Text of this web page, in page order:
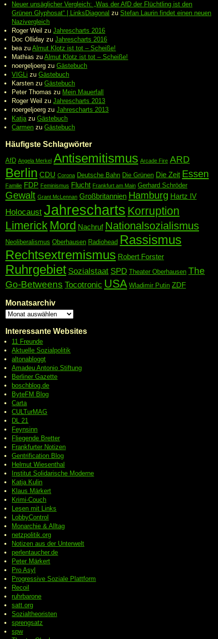
Neuer unsäglicher Vergleich: „Was der AfD der Flüchtling ist den
Grünen Glyphosat“ | LinksDiagonal zuStefan Laurin findet einen neuen
Nazivergleich
Roger Weil zuJahrescharts 2016
Doc Olliday zuJahrescharts 2016
beazuAlmut Klotz ist tot – Scheiße!
Mathias zuAlmut Klotz ist tot – Scheiße!
noergeljoerg zuGästebuch
VIGLi zuGästebuch
Karsten zuGästebuch
Peter Thomas zu Mein Mauerfall
Roger Weil zuJahrescharts 2013
noergeljoerg zuJahrescharts 2013
KatjazuGästebuch
Carmen zuGästebuch
Häufigste Schlagwörter
AfD Angela Merkel Antisemitismus Arcade Fire ARD
Berlin CDU Corona Deutsche Bahn Die Grünen Die Zeit Essen
Familie FDP Feminismus Flucht Frankfurt am Main Gerhard Schröder
Gewalt Grant McLennan Großbritannien Hamburg Hartz IV
Holocaust Jahrescharts Korruption
Limerick Mord Nachruf Nationalsozialismus
Neoliberalismus Oberhausen Radiohead Rassismus
Rechtsextremismus Robert Forster
Ruhrgebiet Sozialstaat SPD Theater Oberhausen The
Go-Betweens Tocotronic USA Wladimir Putin ZDF
Monatsarchiv
Interessante Websites
11 Freunde
Aktuelle Sozialpolitik
altonabloggt
Amadeu Antonio Stiftung
Berliner Gazette
boschblog.de
ByteFM Blog
Carta
CULTurMAG
DL 21
Feynsinn
Fliegende Bretter
Frankfurter Notizen
Gentrification Blog
Helmut Wiesenthal
Institut Solidarische Moderne
Katja Kulin
Klaus Märkert
Krimi-Couch
Lesen mit Links
LobbyControl
Monarchie & Alltag
netzpolitik.org
Notizen aus der Unterwelt
perlentaucher.de
Peter Märkert
Pro Asyl
ProgressiveSoziale Plattform
Recoil
ruhrbarone
satt.org
Sozialtheoristen
sprengsatz
spw